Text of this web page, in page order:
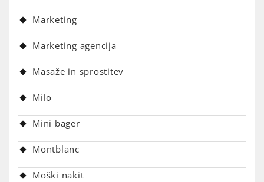
Marketing
Marketing agencija
Masaže in sprostitev
Milo
Mini bager
Montblanc
Moški nakit